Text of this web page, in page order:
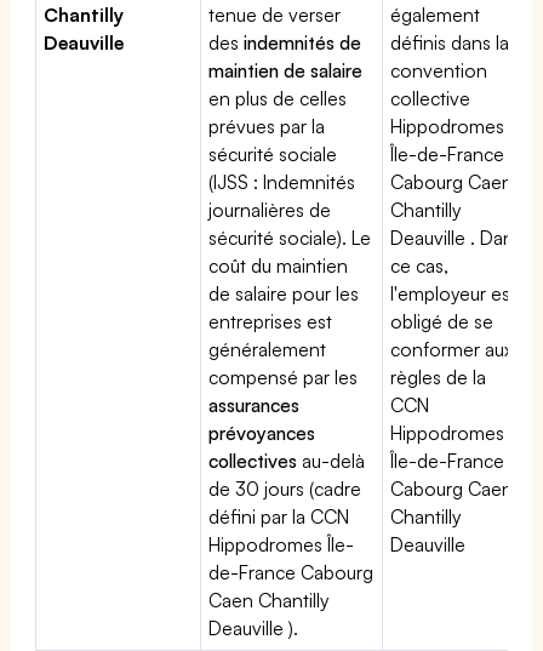
Chantilly
Deauville
tenue de verser
desindemnités de
maintien de salaire
en plus de celles
prévues par la
sécurité sociale
(IJSS : Indemnités
journalières de
sécurité sociale). Le
coût du maintien
de salaire pour les
entreprises est
généralement
compensé par les
assurances
prévoyances
collectives au-delà
de 30 jours (cadre
défini par la CCN
Hippodromes Île-
de-France Cabourg
Caen Chantilly
Deauville ).
également
définis dans la
convention
collective
Hippodromes
Île-de-France
Cabourg Caen
Chantilly
Deauville . Dans
ce cas,
l'employeur est
obligé de se
conformer aux
règles de la
CCN
Hippodromes
Île-de-France
Cabourg Caen
Chantilly
Deauville